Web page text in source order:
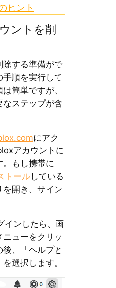
ヒント
ントを削
除する準備がで
手順を実行して
簡単ですが、
なステップが含
にアク
アカウントに
。もし携帯に
トールしている
を開き、サイン
インしたら、画
ューをクリッ
後、「ヘルプと
選択します。